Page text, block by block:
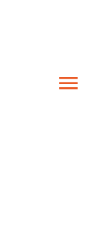
wp-
wp-
wp-
wp-